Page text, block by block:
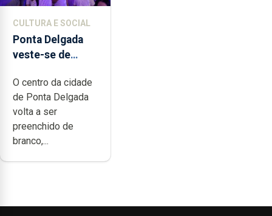
CULTURA E SOCIAL
Ponta Delgada
veste-se de
O centro da cidade
de Ponta Delgada
volta a ser
preenchido de
branco,...